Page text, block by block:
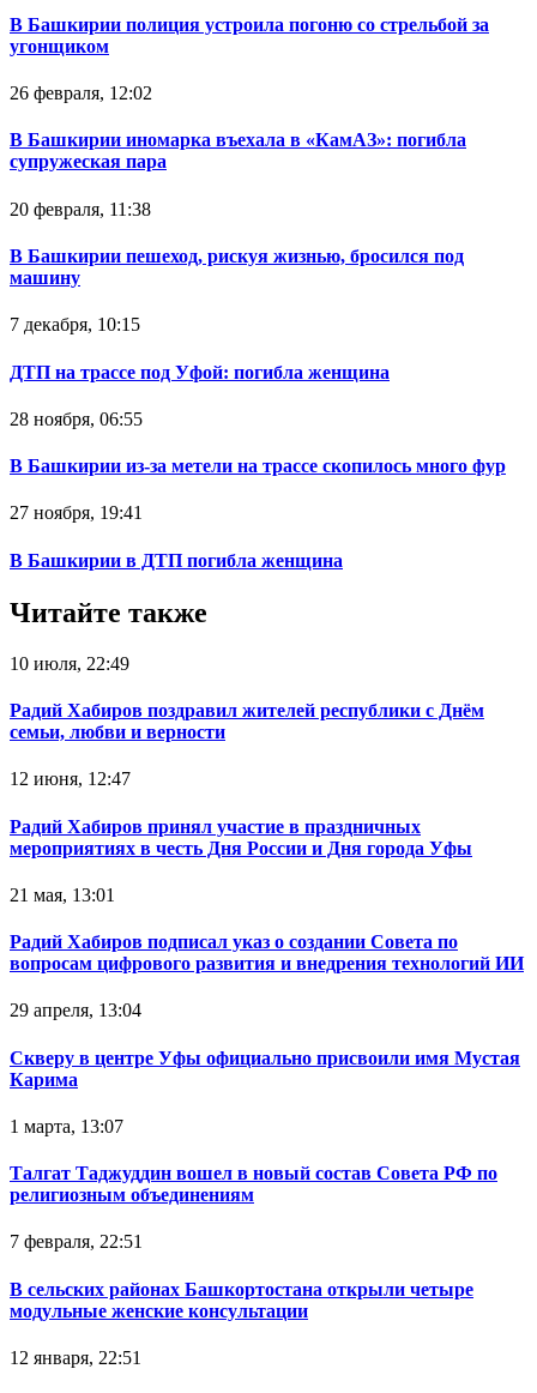
В Башкирии полиция устроила погоню со стрельбой за
угонщиком
26 февраля, 12:02
В Башкирии иномарка въехала в «КамАЗ»: погибла
супружеская пара
20 февраля, 11:38
В Башкирии пешеход, рискуя жизнью, бросился под
машину
7 декабря, 10:15
ДТП на трассе под Уфой: погибла женщина
28 ноября, 06:55
В Башкирии из-за метели на трассе скопилось много фур
27 ноября, 19:41
В Башкирии в ДТП погибла женщина
Читайте также
10 июля, 22:49
Радий Хабиров поздравил жителей республики с Днём
семьи, любви и верности
12 июня, 12:47
Радий Хабиров принял участие в праздничных
мероприятиях в честь Дня России и Дня города Уфы
21 мая, 13:01
Радий Хабиров подписал указ о создании Совета по
вопросам цифрового развития и внедрения технологий ИИ
29 апреля, 13:04
Скверу в центре Уфы официально присвоили имя Мустая
Карима
1 марта, 13:07
Талгат Таджуддин вошел в новый состав Совета РФ по
религиозным объединениям
7 февраля, 22:51
В сельских районах Башкортостана открыли четыре
модульные женские консультации
12 января, 22:51